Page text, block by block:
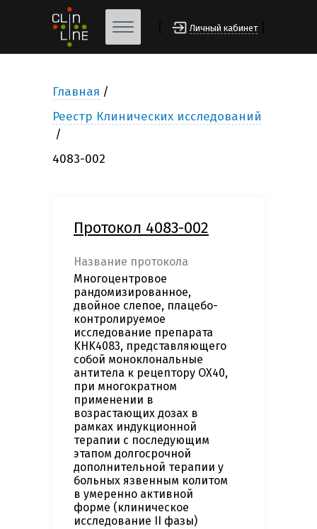
Личный кабинет
Главная
Реестр Клинических исследований
4083-002
Протокол 4083-002
Название протокола
Многоцентровое
рандомизированное,
двойное слепое, плацебо-
контролируемое
исследование препарата
KHK4083, представляющего
собой моноклональные
антитела к рецептору OX40,
при многократном
применении в
возрастающих дозах в
рамках индукционной
терапии с последующим
этапом долгосрочной
дополнительной терапии у
больных язвенным колитом
в умеренно активной
форме (клиническое
исследование II фазы)